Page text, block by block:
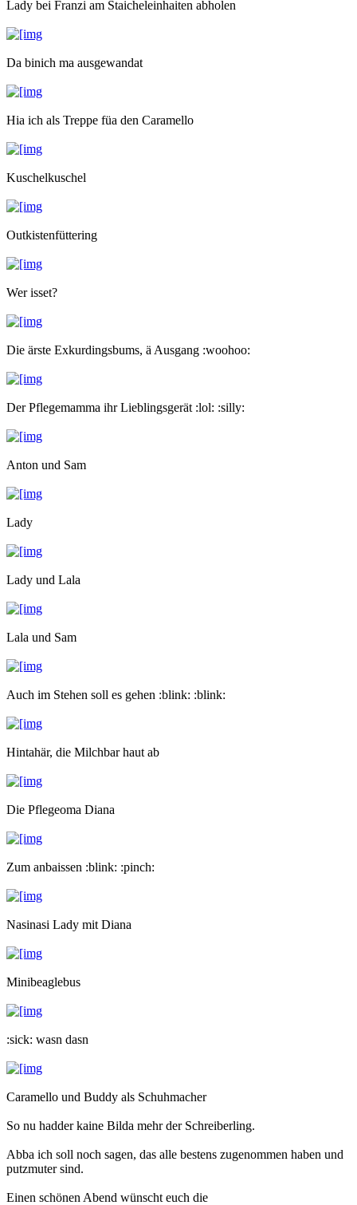
Lady bei Franzi am Staicheleinhaiten abholen
Da binich ma ausgewandat
Hia ich als Treppe füa den Caramello
Kuschelkuschel
Outkistenfüttering
Wer isset?
Die ärste Exkurdingsbums, ä Ausgang :woohoo:
Der Pflegemamma ihr Lieblingsgerät :lol: :silly:
Anton und Sam
Lady
Lady und Lala
Lala und Sam
Auch im Stehen soll es gehen :blink: :blink:
Hintahär, die Milchbar haut ab
Die Pflegeoma Diana
Zum anbaissen :blink: :pinch:
Nasinasi Lady mit Diana
Minibeaglebus
:sick: wasn dasn
Caramello und Buddy als Schuhmacher
So nu hadder kaine Bilda mehr der Schreiberling.
Abba ich soll noch sagen, das alle bestens zugenommen haben und
putzmuter sind.
Einen schönen Abend wünscht euch die